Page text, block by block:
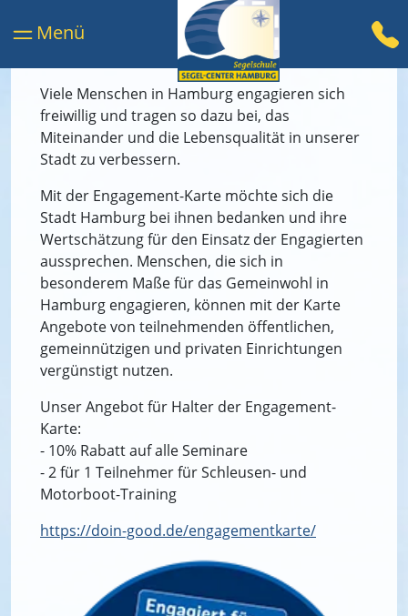
Viele Menschen in Hamburg engagieren sich
freiwillig und tragen so dazu bei, das
Miteinander und die Lebensqualität in unserer
Stadt zu verbessern.
Mit der Engagement-Karte möchte sich die
Stadt Hamburg bei ihnen bedanken und ihre
Wertschätzung für den Einsatz der Engagierten
aussprechen. Menschen, die sich in
besonderem Maße für das Gemeinwohl in
Hamburg engagieren, können mit der Karte
Angebote von teilnehmenden öffentlichen,
gemeinnützigen und privaten Einrichtungen
vergünstigt nutzen.
Unser Angebot für Halter der Engagement-
Karte:
- 10% Rabatt auf alle Seminare
- 2 für 1 Teilnehmer für Schleusen- und
Motorboot-Training
https://doin-good.de/engagementkarte/